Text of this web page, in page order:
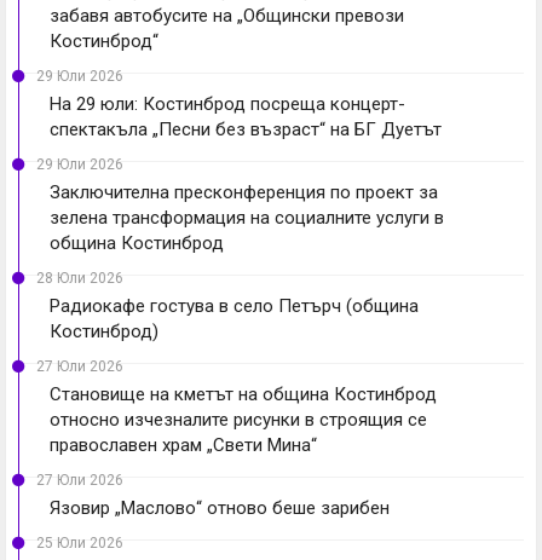
забавя автобусите на „Общински превози
Костинброд“
29 Юли 2026
На 29 юли: Костинброд посреща концерт-
спектакъла „Песни без възраст“ на БГ Дуетът
29 Юли 2026
Заключителна пресконференция по проект за
зелена трансформация на социалните услуги в
община Костинброд
28 Юли 2026
Радиокафе гостува в село Петърч (община
Костинброд)
27 Юли 2026
Становище на кметът на община Костинброд
относно изчезналите рисунки в строящия се
православен храм „Свети Мина“
27 Юли 2026
Язовир „Маслово“ отново беше зарибен
25 Юли 2026